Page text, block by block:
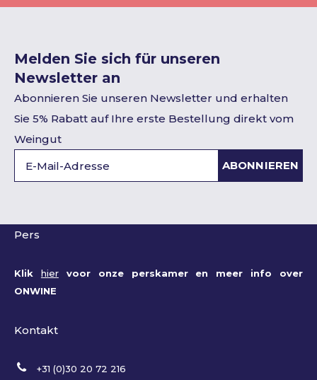
Melden Sie sich für unseren
Newsletter an
Abonnieren Sie unseren Newsletter und erhalten
Sie 5% Rabatt auf Ihre erste Bestellung direkt vom
Weingut
ABONNIEREN
Pers
Klik hiervoor onze perskamer en meer info over
ONWINE
Kontakt
+31 (0)30 20 72 216